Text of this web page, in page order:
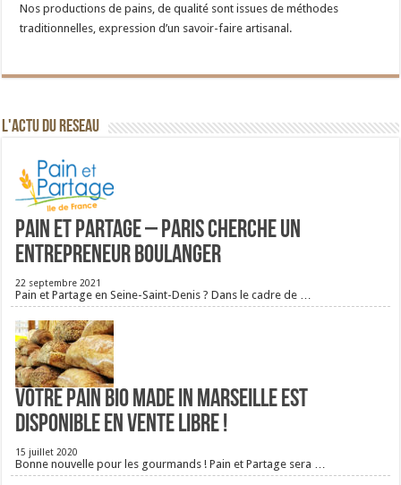
Nos productions de pains, de qualité sont issues de méthodes
traditionnelles, expression d’un savoir-faire artisanal.
L'ACTU DU RESEAU
Pain et Partage – Paris cherche un
entrepreneur boulanger
22 septembre 2021
Pain et Partage en Seine-Saint-Denis ? Dans le cadre de …
Votre pain bio Made in Marseille est
disponible en vente libre !
15 juillet 2020
Bonne nouvelle pour les gourmands ! Pain et Partage sera …